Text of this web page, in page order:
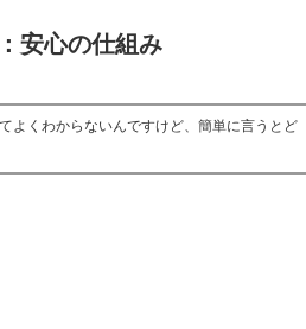
安心の仕組み
よくわからないんですけど、簡単に言うとど